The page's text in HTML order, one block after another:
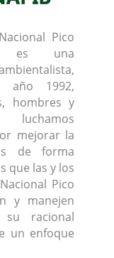
Pico
es una
año 1992,
hombres y
mejorar la
de forma
que las y los
Pico
y manejen
racional
un enfoque